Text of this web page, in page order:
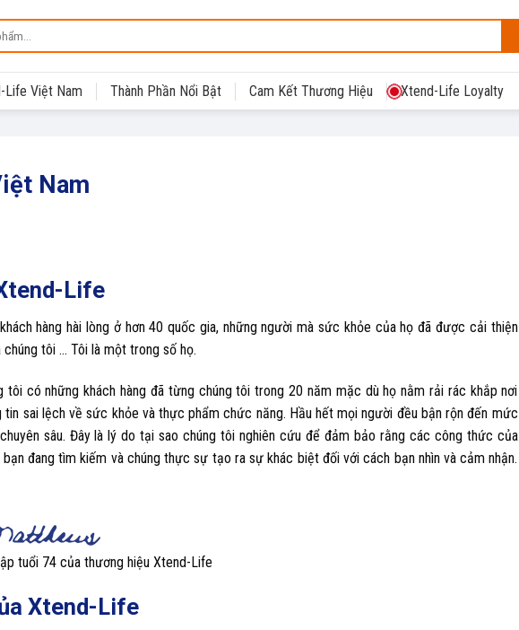
Life Việt Nam Thành Phần Nổi Bật Cam Kết Thương Hiệu Xtend-Life Loyalty
Nam
Life
hàng hài lòng ở hơn 40 quốc gia, những người mà sức khỏe của họ đã được cải thiện
tôi … Tôi là một trong số họ.
tôi có những khách hàng đã từng chúng tôi trong 20 năm mặc dù họ nằm rải rác khắp nơi
tin sai lệch về sức khỏe và thực phẩm chức năng. Hầu hết mọi người đều bận rộn đến mức
sâu. Đây là lý do tại sao chúng tôi nghiên cứu để đảm bảo rằng các công thức của
đang tìm kiếm và chúng thực sự tạo ra sự khác biệt đối với cách bạn nhìn và cảm nhận.
tuổi 74 của thương hiệu Xtend-Life
Xtend-Life